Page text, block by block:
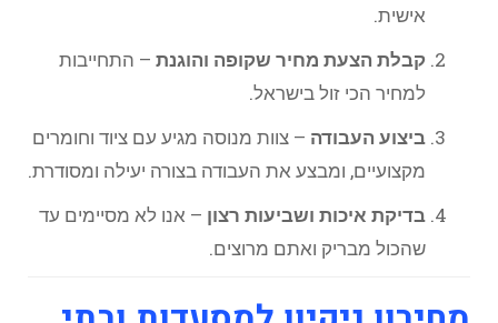
אישית.
קבלת הצעת מחיר שקופה והוגנת – התחייבות
למחיר הכי זול בישראל.
ביצוע העבודה – צוות מנוסה מגיע עם ציוד וחומרים
מקצועיים, ומבצע את העבודה בצורה יעילה ומסודרת.
בדיקת איכות ושביעות רצון – אנו לא מסיימים עד
שהכול מבריק ואתם מרוצים.